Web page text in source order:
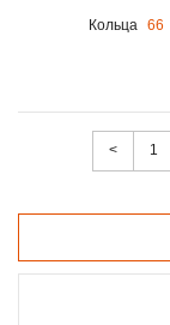
Кольца 66
< 1